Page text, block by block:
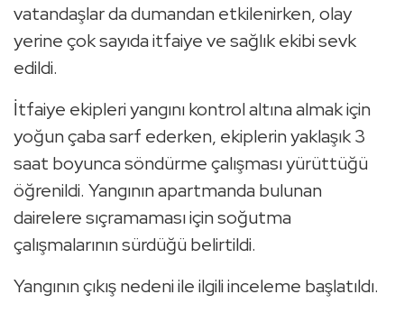
vatandaşlar da dumandan etkilenirken, olay
yerine çok sayıda itfaiye ve sağlık ekibi sevk
edildi.
İtfaiye ekipleri yangını kontrol altına almak için
yoğun çaba sarf ederken, ekiplerin yaklaşık 3
saat boyunca söndürme çalışması yürüttüğü
öğrenildi. Yangının apartmanda bulunan
dairelere sıçramaması için soğutma
çalışmalarının sürdüğü belirtildi.
Yangının çıkış nedeni ile ilgili inceleme başlatıldı.